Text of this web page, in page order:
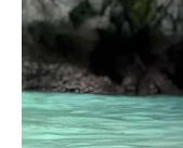
Κοινοποίησε άρθρο